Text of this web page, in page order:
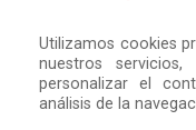
Utilizamos cookies
nuestros
personalizar el
análisis de la